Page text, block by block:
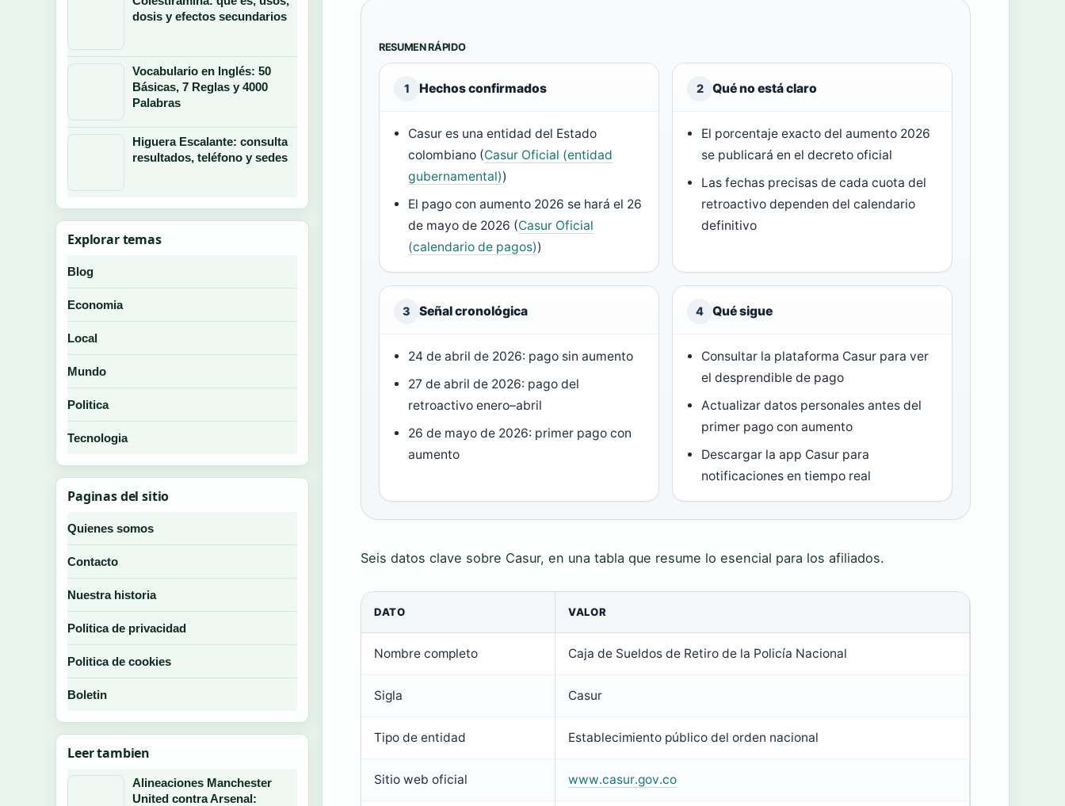
RESUMEN RÁPIDO
1 Hechos confirmados
Casur es una entidad del Estado
colombiano (Casur Oficial (entidad
gubernamental))
El pago con aumento 2026 se hará el 26
de mayo de 2026 (Casur Oficial
(calendario de pagos))
2 Qué no está claro
El porcentaje exacto del aumento 2026
se publicará en el decreto oficial
Las fechas precisas de cada cuota del
retroactivo dependen del calendario
definitivo
3 Señal cronológica
24 de abril de 2026: pago sin aumento
27 de abril de 2026: pago del
retroactivo enero–abril
26 de mayo de 2026: primer pago con
aumento
4 Qué sigue
Consultar la plataforma Casur para ver
el desprendible de pago
Actualizar datos personales antes del
primer pago con aumento
Descargar la app Casur para
notificaciones en tiempo real
Seis datos clave sobre Casur, en una tabla que resume lo esencial para los afiliados.
DATO VALOR
Nombre completo Caja de Sueldos de Retiro de la Policía Nacional
Sigla Casur
Tipo de entidad Establecimiento público del orden nacional
Sitio web oficial www.casur.gov.co
dosis y efectos secundarios
Vocabulario en Inglés: 50
Básicas, 7 Reglas y 4000
Palabras
Higuera Escalante: consulta
resultados, teléfono y sedes
Explorar temas
Blog
Economia
Local
Mundo
Politica
Tecnologia
Paginas del sitio
Quienes somos
Contacto
Nuestra historia
Politica de privacidad
Politica de cookies
Boletin
Leer tambien
Alineaciones Manchester
United contra Arsenal: